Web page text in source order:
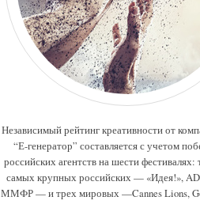
Независимый рейтинг креативности от
“Е-генератор” составляется с учетом
российских агентств на шести фестивалях:
самых крупных российских — «Идея!»,
ММФР — и трех мировых —Cannes Lions,